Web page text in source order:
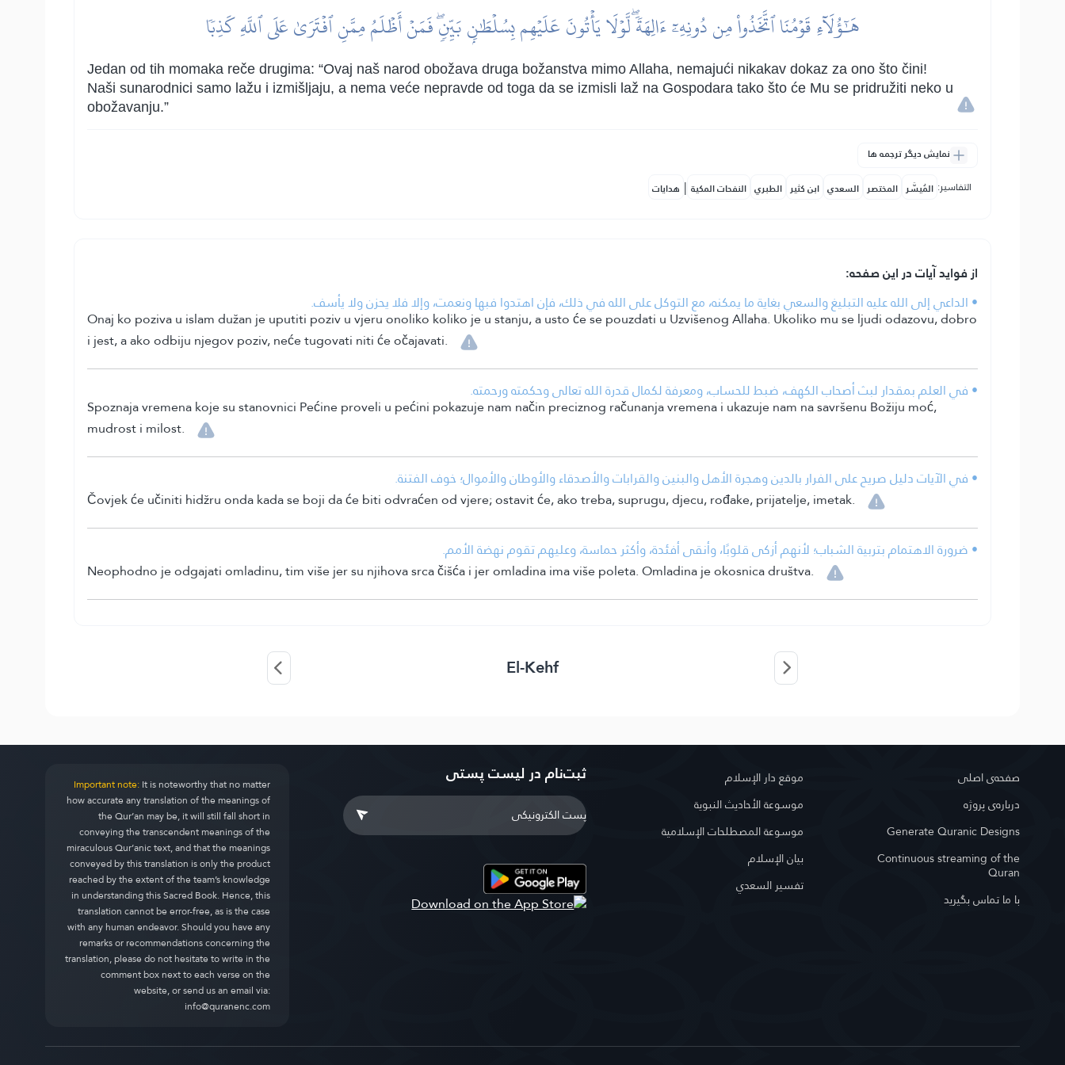
هَٰٓؤُلَآءِ قَوۡمُنَا ٱتَّخَذُواْ مِن دُونِهِۦٓ ءَالِهَةٗۖ لَّوۡلَا يَأۡتُونَ عَلَيۡهِم بِسُلۡطَٰنِۭ بَيِّنٖۖ فَمَنۡ أَظۡلَمُ مِمَّنِ ٱفۡتَرَىٰ عَلَى ٱللَّهِ كَذِبٗا
Jedan od tih momaka reče drugima: “Ovaj naš narod obožava druga božanstva mimo Allaha, nemajući nikakav dokaz za ono što čini!
Naši sunarodnici samo lažu i izmišljaju, a nema veće nepravde od toga da se izmisli laž na Gospodara tako što će Mu se pridružiti neko u
obožavanju.”
نمایش دیگر ترجمه ها
التفاسير: المُيسَّر المختصر السعدي ابن كثير الطبري النفحات المكية | هدايات
از فواید آیات در این صفحه:
• الداعي إلى الله عليه التبليغ والسعي بغاية ما يمكنه، مع التوكل على الله في ذلك، فإن اهتدوا فبها ونعمت، وإلا فلا يحزن ولا يأسف.
Onaj ko poziva u islam dužan je uputiti poziv u vjeru onoliko koliko je u stanju, a usto će se pouzdati u Uzvišenog Allaha. Ukoliko mu se ljudi odazovu, dobro
i jest, a ako odbiju njegov poziv, neće tugovati niti će očajavati.
• في العلم بمقدار لبث أصحاب الكهف، ضبط للحساب، ومعرفة لكمال قدرة الله تعالى وحكمته ورحمته.
Spoznaja vremena koje su stanovnici Pećine proveli u pećini pokazuje nam način preciznog računanja vremena i ukazuje nam na savršenu Božiju moć,
mudrost i milost.
• في الآيات دليل صريح على الفرار بالدين وهجرة الأهل والبنين والقرابات والأصدقاء والأوطان والأموال؛ خوف الفتنة.
Čovjek će učiniti hidžru onda kada se boji da će biti odvraćen od vjere; ostavit će, ako treba, suprugu, djecu, rođake, prijatelje, imetak.
• ضرورة الاهتمام بتربية الشباب؛ لأنهم أزكى قلوبًا، وأنقى أفئدة، وأكثر حماسة، وعليهم تقوم نهضة الأمم.
Neophodno je odgajati omladinu, tim više jer su njihova srca čišća i jer omladina ima više poleta. Omladina je okosnica društva.
El-Kehf
صفحه‌ى اصلى
درباره‌ى پروژه
Generate Quranic Designs
Continuous streaming of the
Quran
با ما تماس بگیرید
موقع دار الإسلام
موسوعة الأحاديث النبوية
موسوعة المصطلحات الإسلامية
بيان الإسلام
تفسير السعدي
ثبت‌نام در ليست پستى Important note:It is noteworthy that no matter
how accurate any translation of the meanings of
the Qur’an may be, it will still fall short in
conveying the transcendent meanings of the
miraculous Qur’anic text, and that the meanings
conveyed by this translation is only the product
reached by the extent of the team’s knowledge
in understanding this Sacred Book. Hence, this
translation cannot be error-free, as is the case
with any human endeavor. Should you have any
remarks or recommendations concerning the
translation, please do not hesitate to write in the
comment box next to each verse on the
website, or send us an email via:
info@quranenc.com